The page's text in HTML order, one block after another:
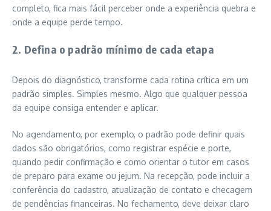
completo, fica mais fácil perceber onde a experiência quebra e
onde a equipe perde tempo.
2. Defina o padrão mínimo de cada etapa
Depois do diagnóstico, transforme cada rotina crítica em um
padrão simples. Simples mesmo. Algo que qualquer pessoa
da equipe consiga entender e aplicar.
No agendamento, por exemplo, o padrão pode definir quais
dados são obrigatórios, como registrar espécie e porte,
quando pedir confirmação e como orientar o tutor em casos
de preparo para exame ou jejum. Na recepção, pode incluir a
conferência do cadastro, atualização de contato e checagem
de pendências financeiras. No fechamento, deve deixar claro